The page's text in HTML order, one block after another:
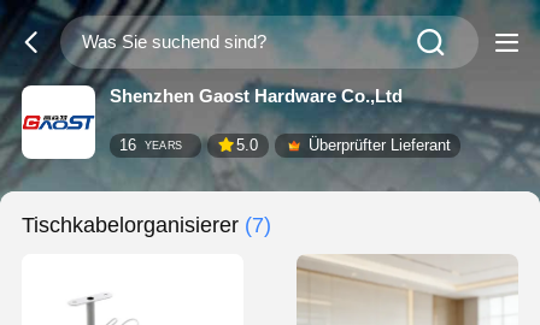
Shenzhen Gaost Hardware Co.,Ltd
16 YEARS 5.0 Überprüfter Lieferant
Tischkabelorganisierer (7)